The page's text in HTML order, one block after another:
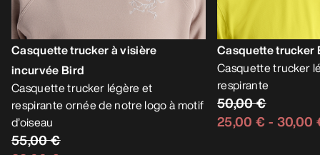
Casquette trucker à visière
incurvée Bird
Casquette trucker légère et
respirante ornée de notre logo à motif
d’oiseau
55,00 €
Casquette trucker
Casquette trucker
respirante
50,00 €
25,00 €- 30,00